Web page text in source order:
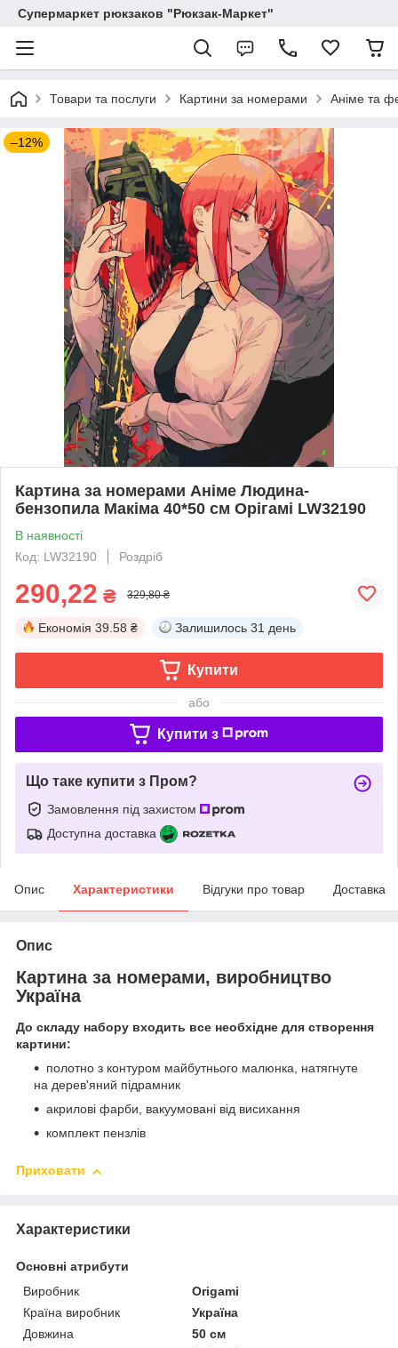
Супермаркет рюкзаков "Рюкзак-Маркет"
Товари та послуги Картини за номерами Аніме та
–12%
Картина за номерами Аніме Людина-
бензопила Макіма 40*50 см Орігамі LW32190
В наявності
Код: LW32190
Роздріб
290,22 ₴ 329,80 ₴
Економія 39.58 ₴ Залишилось 31 день
Купити
або
Купити з
Що таке купити з Пром?
Замовлення під захистом
Доступна доставка
Опис Характеристики Відгуки про товар Доставка
Опис
Картина за номерами, виробництво
Україна
До складу набору входить все необхідне для створення
картини:
полотно з контуром майбутнього малюнка, натягнуте
на дерев'яний підрамник
акрилові фарби, вакуумовані від висихання
комплект пензлів
Приховати
Характеристики
Основні атрибути
Виробник
Origami
Країна виробник
Україна
Довжина
50 см